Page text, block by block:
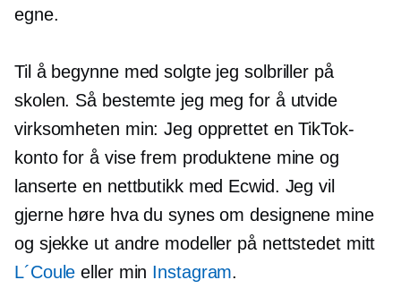
egne.
Til å begynne med solgte jeg solbriller på
skolen. Så bestemte jeg meg for å utvide
virksomheten min: Jeg opprettet en TikTok-
konto for å vise frem produktene mine og
lanserte en nettbutikk med Ecwid. Jeg vil
gjerne høre hva du synes om designene mine
og sjekke ut andre modeller på nettstedet mitt
L´Coule eller min Instagram.